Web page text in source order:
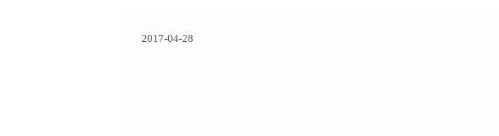
2017-04-28